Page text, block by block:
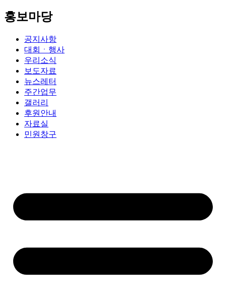
홍보마당
공지사항
대회ㆍ행사
우리소식
보도자료
뉴스레터
주간업무
갤러리
후원안내
자료실
민원창구